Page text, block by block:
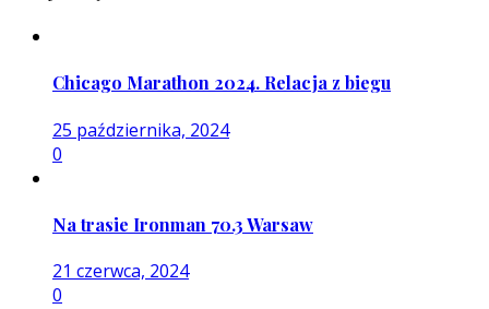
Chicago Marathon 2024. Relacja z biegu
25 października, 2024
0
Na trasie Ironman 70.3 Warsaw
21 czerwca, 2024
0